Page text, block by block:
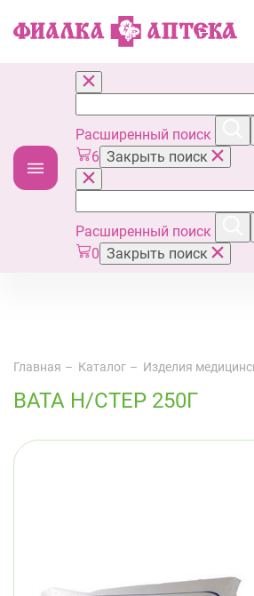
Расширенный поиск
6 Закрыть поиск
Расширенный поиск
0 Закрыть поиск
Главная Каталог Изделия
ВАТА Н/СТЕР 250Г